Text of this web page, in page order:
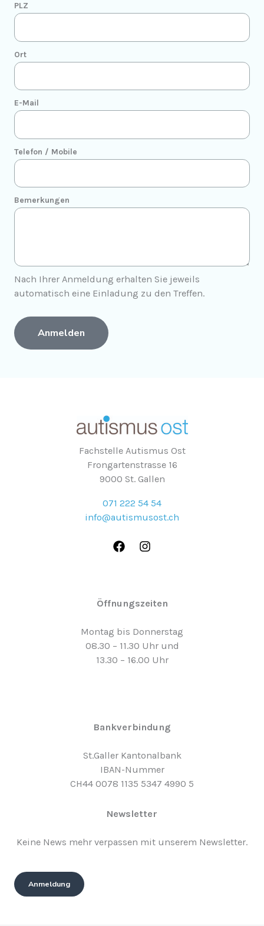
PLZ
Ort
E-Mail
Telefon / Mobile
Bemerkungen
Nach Ihrer Anmeldung erhalten Sie jeweils
automatisch eine Einladung zu den Treffen.
Anmelden
Fachstelle Autismus Ost
Frongartenstrasse 16
9000 St. Gallen
071 222 54 54
info@autismusost.ch
Öffnungszeiten
Montag bis Donnerstag
08.30 – 11.30 Uhr und
13.30 – 16.00 Uhr
Bankverbindung
St.Galler Kantonalbank
IBAN-Nummer
CH44 0078 1135 5347 4990 5
Newsletter
Keine News mehr verpassen mit unserem Newsletter.
Anmeldung